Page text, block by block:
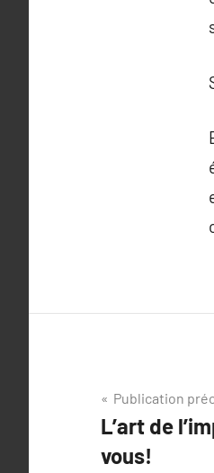
de
Publication
L’art de
vous!